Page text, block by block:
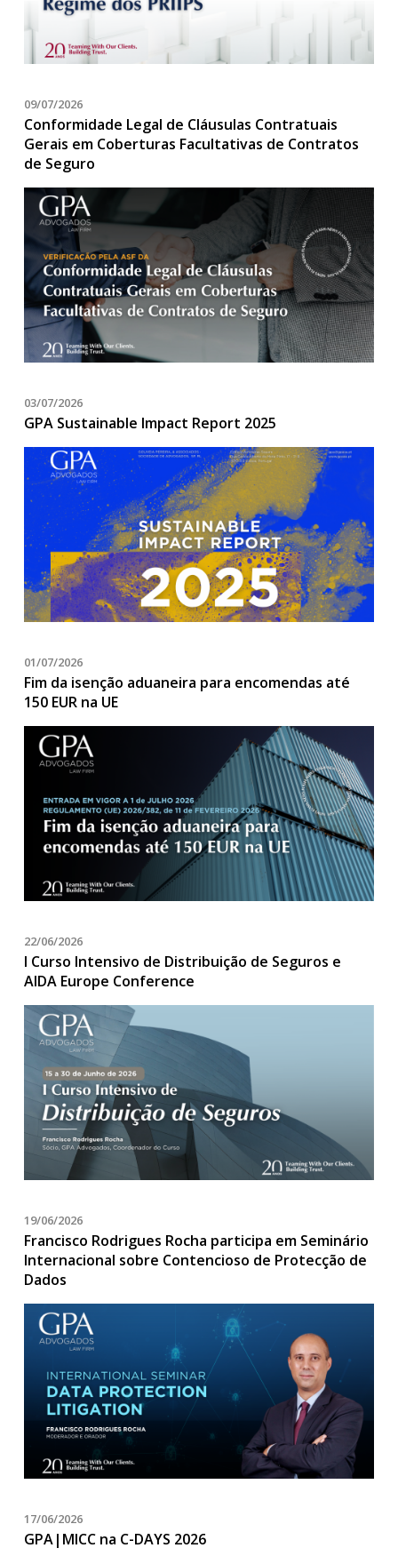
09/07/2026
Conformidade Legal de Cláusulas Contratuais
Gerais em Coberturas Facultativas de Contratos
de Seguro
03/07/2026
GPA Sustainable Impact Report 2025
01/07/2026
Fim da isenção aduaneira para encomendas até
150 EUR na UE
22/06/2026
I Curso Intensivo de Distribuição de Seguros e
AIDA Europe Conference
19/06/2026
Francisco Rodrigues Rocha participa em Seminário
Internacional sobre Contencioso de Protecção de
Dados
17/06/2026
GPA|MICC na C-DAYS 2026